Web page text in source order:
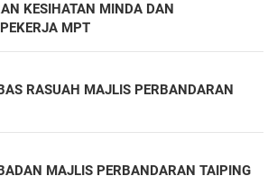
KESIHATAN MINDA DAN
MPT
RASUAH MAJLIS PERBANDARAN
MAJLIS PERBANDARAN TAIPING